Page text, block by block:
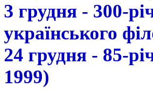
3 грудня - 300-
українського
24 грудня - 85-
1999)